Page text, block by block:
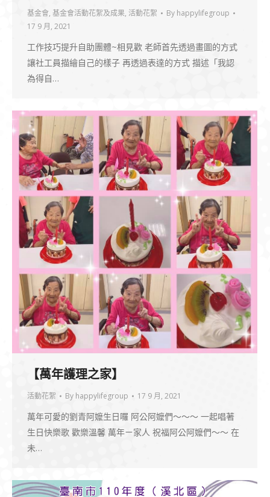
基金會, 基金會活動花絮及成果, 活動花絮 By happylifegroup
17 9 月, 2021
工作技巧提升自助團體~相見歡 老師首先透過畫圖的方式
讓社工員描繪自己的樣子 再透過表達的方式 描述「我認
為得自…
【萬年護理之家】
活動花絮 By happylifegroup 17 9 月, 2021
萬年可愛的劉青阿嬤生日囉 阿公阿嬤們～～～ 一起唱著
生日快樂歌 歡樂溫馨 萬年ㄧ家人 祝福阿公阿嬤們～～ 在
未…